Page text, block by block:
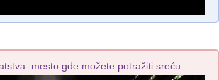
mesto gde možete potražiti sreću